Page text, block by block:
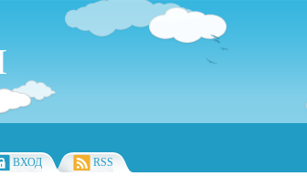
ВХОД RSS